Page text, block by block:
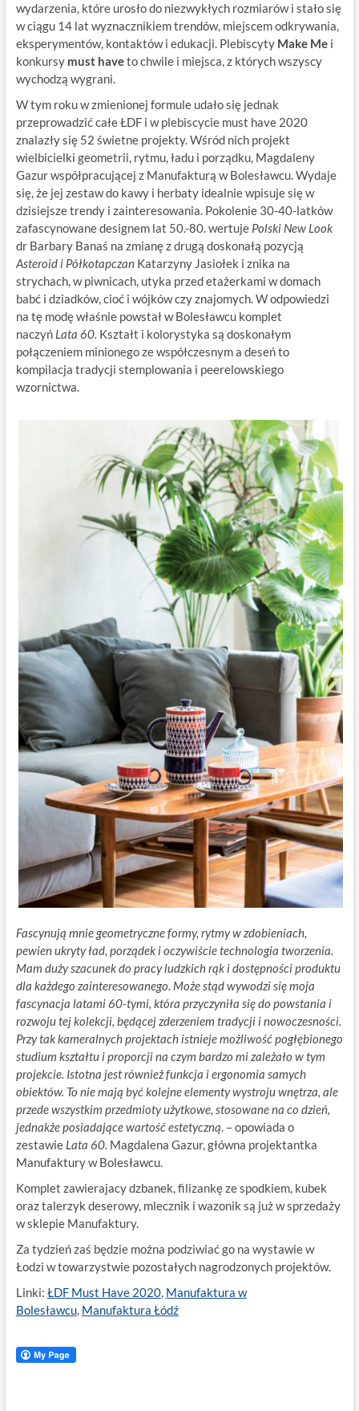
wydarzenia, które urosło do niezwykłych rozmiarów i stało się
w ciągu 14 lat wyznacznikiem trendów, miejscem odkrywania,
eksperymentów, kontaktów i edukacji. Plebiscyty Make Mei
konkursy must haveto chwile i miejsca, z których wszyscy
wychodzą wygrani.
W tym roku w zmienionej formule udało się jednak
przeprowadzić całe ŁDF i w plebiscycie must have 2020
znalazły się 52 świetne projekty. Wśród nich projekt
wielbicielki geometrii, rytmu, ładu i porządku, Magdaleny
Gazur współpracującej z Manufakturą w Bolesławcu. Wydaje
się, że jej zestaw do kawy i herbaty idealnie wpisuje się w
dzisiejsze trendy i zainteresowania. Pokolenie 30-40-latków
zafascynowane designem lat 50.-80. wertuje Polski New Look
dr Barbary Banaś na zmianę z drugą doskonałą pozycją
Asteroid i PółkotapczanKatarzyny Jasiołek i znika na
strychach, w piwnicach, utyka przed etażerkami w domach
babć i dziadków, cioć i wójków czy znajomych. W odpowiedzi
na tę modę właśnie powstał w Bolesławcu komplet
naczyń Lata 60. Kształt i kolorystyka są doskonałym
połączeniem minionego ze współczesnym a deseń to
kompilacja tradycji stemplowania i peerelowskiego
wzornictwa.
Fascynują mnie geometryczne formy, rytmy w zdobieniach,
pewien ukryty ład, porządek i oczywiście technologia tworzenia.
Mam duży szacunek do pracy ludzkich rąk i dostępności produktu
dla każdego zainteresowanego. Może stąd wywodzi się moja
fascynacja latami 60-tymi, która przyczyniła się do powstania i
rozwoju tej kolekcji, będącej zderzeniem tradycji i nowoczesności.
Przy tak kameralnych projektach istnieje możliwość pogłębionego
studium kształtu i proporcji na czym bardzo mi zależało w tym
projekcie. Istotna jest również funkcja i ergonomia samych
obiektów. To nie mają być kolejne elementy wystroju wnętrza, ale
przede wszystkim przedmioty użytkowe, stosowane na co dzień,
jednakże posiadające wartość estetyczną . – opowiada o
zestawie Lata 60. Magdalena Gazur, główna projektantka
Manufaktury w Bolesławcu.
Komplet zawierajacy dzbanek, filizankę ze spodkiem, kubek
oraz talerzyk deserowy, mlecznik i wazonik są już w sprzedaży
w sklepie Manufaktury.
Za tydzień zaś będzie można podziwiać go na wystawie w
Łodzi w towarzystwie pozostałych nagrodzonych projektów.
Linki: ŁDF Must Have 2020, Manufaktura w
Bolesławcu, Manufaktura Łódź